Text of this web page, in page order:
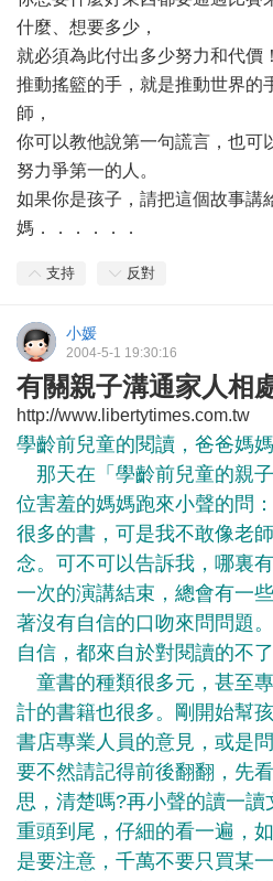
什麼、想要多少，
就必須為此付出多少努力和代價！
推動搖籃的手，就是推動世界的
師，
你可以教他說第一句謊言，也可
努力爭第一的人。
如果你是孩子，請把這個故事講
媽．．．．．．
支持 反對
小媛
2004-5-1 19:30:16
有關親子溝通家人相
http://www.libertytimes.com.tw
學齡前兒童的閱讀，爸爸媽
那天在「學齡前兒童的親
位害羞的媽媽跑來小聲的問
很多的書，可是我不敢像老
念。可不可以告訴我，哪裏
一次的演講結束，總會有一
著沒有自信的口吻來問問題
自信，都來自於對閱讀的不了
童書的種類很多元，甚至
計的書籍也很多。剛開始幫
書店專業人員的意見，或是
要不然請記得前後翻翻，先
思，清楚嗎?再小聲的讀一
重頭到尾，仔細的看一遍，
是要注意，千萬不要只買某